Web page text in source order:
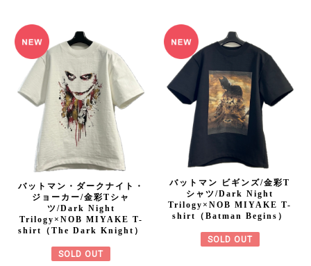
バットマン・ダークナイト・
ジョーカー/金彩Tシャ
ツ/Dark Night
Trilogy×NOB MIYAKE T-
shirt（The Dark Knight）
SOLD OUT
バットマン ビギンズ/金彩T
シャツ/Dark Night
Trilogy×NOB MIYAKE T-
shirt（Batman Begins）
SOLD OUT